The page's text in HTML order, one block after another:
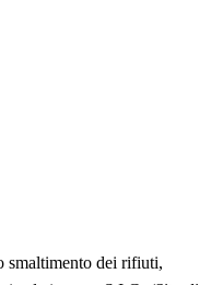
smaltimento dei rifiuti,